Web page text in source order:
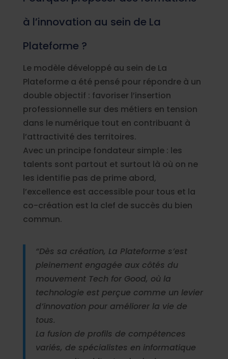
à l’innovation au sein de La
Plateforme ?
Le modèle développé au sein de La
Plateforme a été pensé pour répondre à un
double objectif : favoriser l’insertion
professionnelle sur des métiers en tension
dans le numérique tout en contribuant à
l’attractivité des territoires.
Avec un principe fondateur simple : les
talents sont partout et surtout là où on ne
les identifie pas de prime abord,
l’excellence est accessible pour tous et la
co-création est la clef de succès du bien
commun.
“Dès sa création, La Plateforme s’est
pleinement engagée aux côtés du
mouvement Tech for Good, où la
technologie est perçue comme un levier
d’innovation pour améliorer la vie de
tous.
La fusion de profils de compétences
variés, de spécialistes en informatique